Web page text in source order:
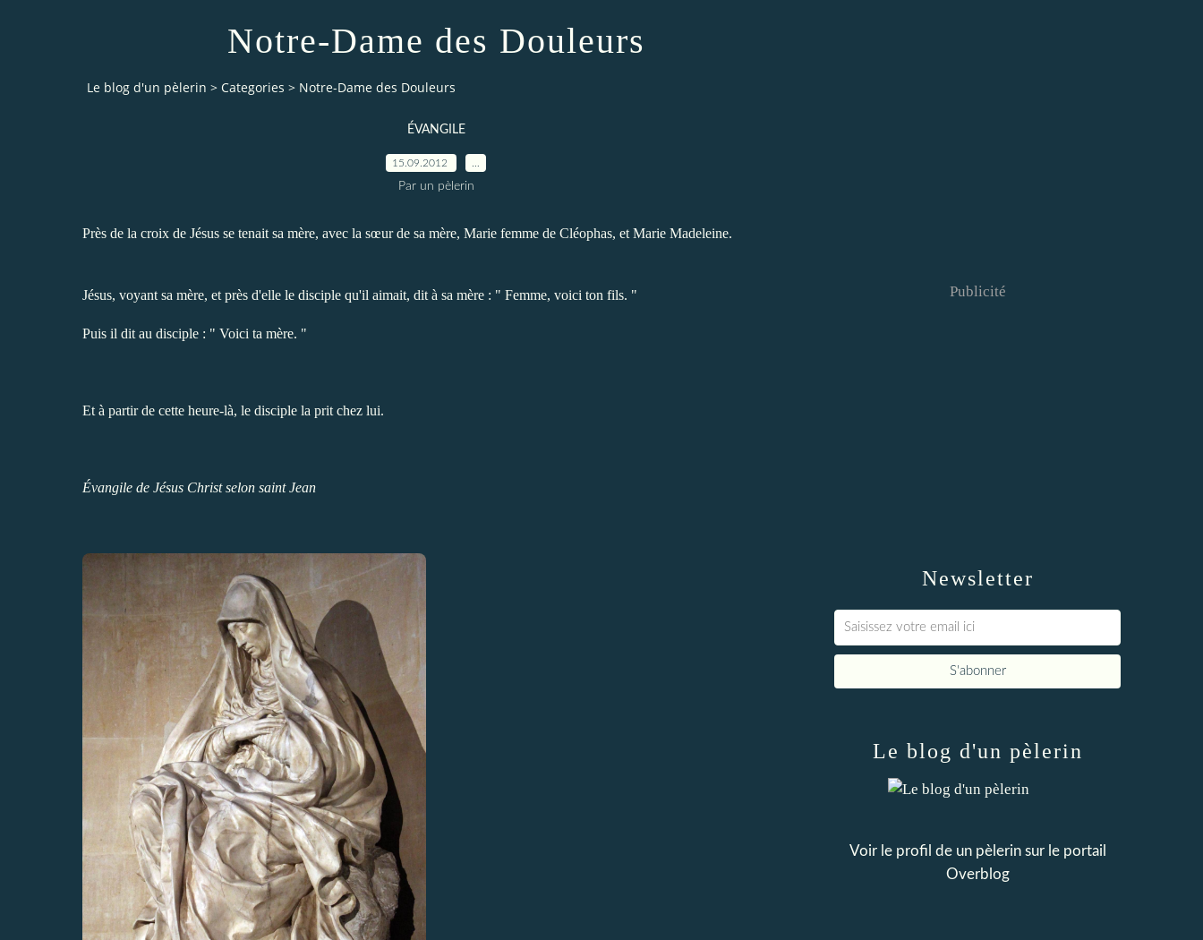
Notre-Dame des Douleurs
Le blog d'un pèlerin > Categories > Notre-Dame des Douleurs
ÉVANGILE
15.09.2012
Par un pèlerin
Près de la croix de Jésus se tenait sa mère, avec la sœur de sa mère, Marie femme de Cléophas, et Marie Madeleine.
Jésus, voyant sa mère, et près d'elle le disciple qu'il aimait, dit à sa mère : " Femme, voici ton fils. "
Puis il dit au disciple : " Voici ta mère. "
Et à partir de cette heure-là, le disciple la prit chez lui.
Évangile de Jésus Christ selon saint Jean
Newsletter
Publicité
Le blog d'un pèlerin
Voir le profil de un pèlerinsur le portail
Overblog